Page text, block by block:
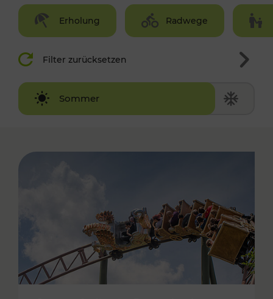
Erholung Radwege
Filter zurücksetzen
Sommer
Winter